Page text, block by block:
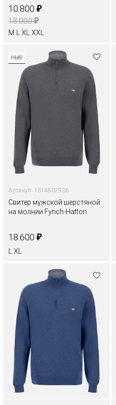
10.800 ₽
18.000₽
M XL XXL
НЬЮ
Артикул: 1314802936
Свитер мужской шерстяной
на молнии Fynch-Hatton
18.600 ₽
L XL